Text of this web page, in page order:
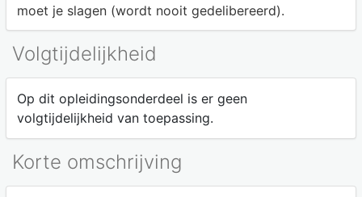
moet je slagen (wordt nooit gedelibereerd).
Volgtijdelijkheid
Op dit opleidingsonderdeel is er geen
volgtijdelijkheid van toepassing.
Korte omschrijving